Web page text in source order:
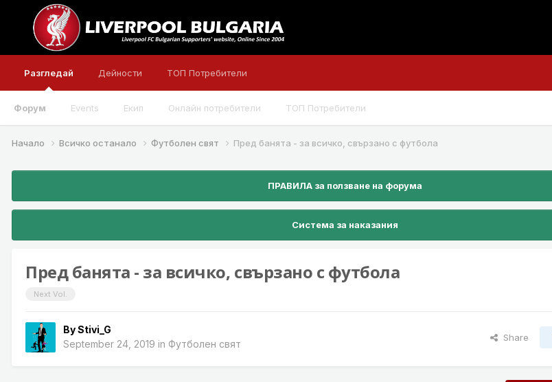
Разгледай
Форум Events Екип Онлайн потребители ТОП Потребители
Дейности ТОП Потребители
Начало Всичко останало Футболен свят Пред банята - за всичко, свързано с футбола
ПРАВИЛА за ползване на форума
Система за наказания
Пред банята - за всичко, свързано с футбола
Next Vol.
ByStivi_G
September 24, 2019 in Футболен свят
Share